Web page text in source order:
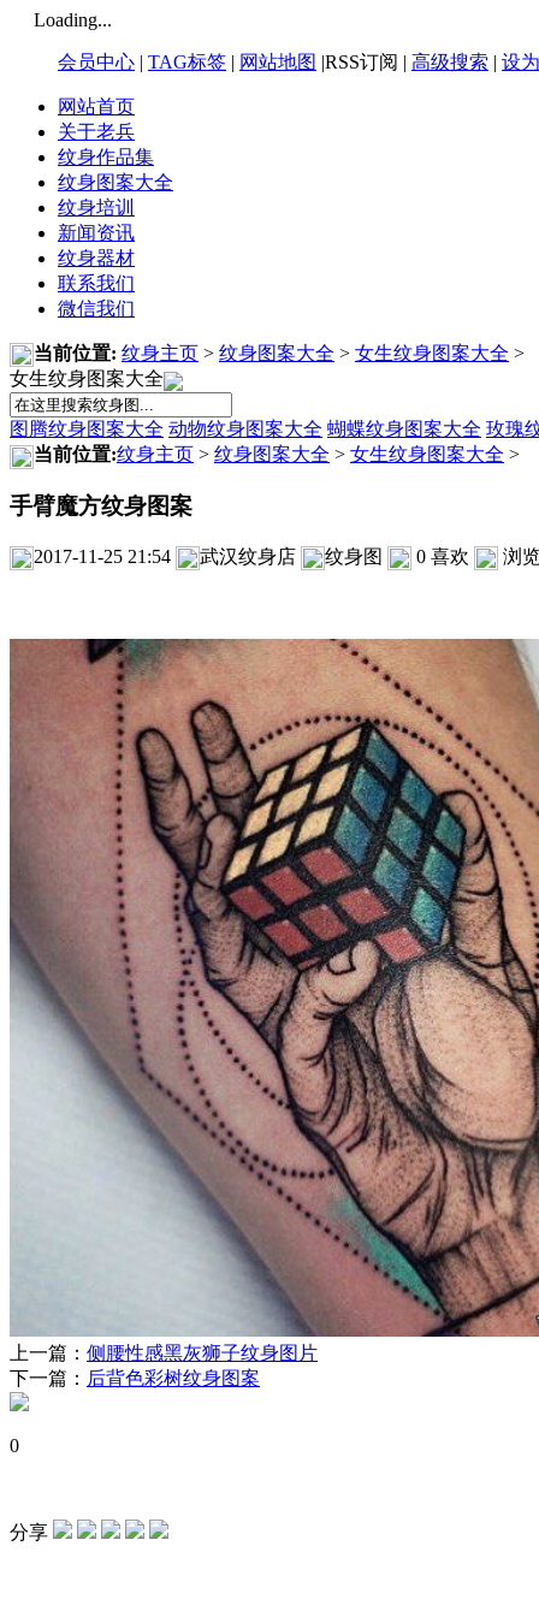
Loading...
会员中心 | TAG标签 | 网站地图 |RSS订阅 | 高级搜索 | 设
网站首页
关于老兵
纹身作品集
纹身图案大全
纹身培训
新闻资讯
纹身器材
联系我们
微信我们
当前位置: 纹身主页 > 纹身图案大全 > 女生纹身图案大全 >
女生纹身图案大全
图腾纹身图案大全 动物纹身图案大全 蝴蝶纹身图案大全 玫瑰
当前位置:纹身主页 > 纹身图案大全 > 女生纹身图案大全 >
手臂魔方纹身图案
2017-11-25 21:54 武汉纹身店 纹身图 0 喜欢 浏
上一篇： 侧腰性感黑灰狮子纹身图片
下一篇： 后背色彩树纹身图案
0
分享